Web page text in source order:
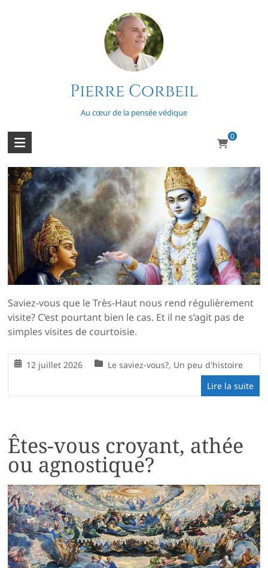
Pierre Corbeil
Au cœur de la pensée védique
0
De la grande visite
Saviez-vous que le Très-Haut nous rend régulièrement
visite? C’est pourtant bien le cas. Et il ne s’agit pas de
simples visites de courtoisie.
12 juillet 2026 Le saviez-vous?, Un peu d'histoire
Lire la suite
Êtes-vous croyant, athée
ou agnostique?